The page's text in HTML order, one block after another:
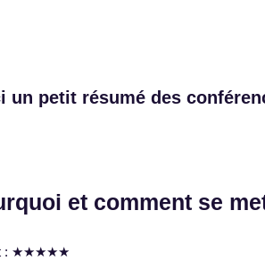
un petit résumé des
et comment se
: ​★★★★★